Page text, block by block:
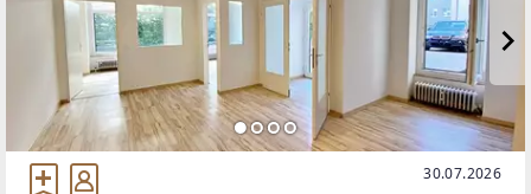
30.07.2026